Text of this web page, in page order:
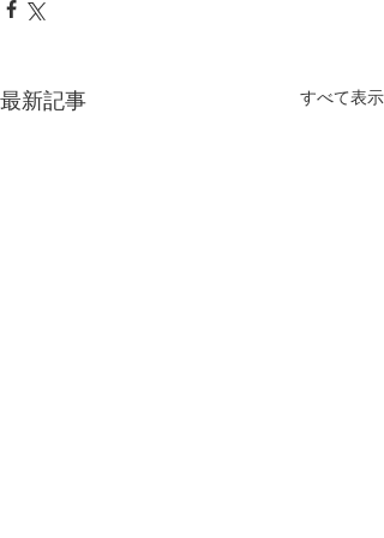
最新記事 すべて表示